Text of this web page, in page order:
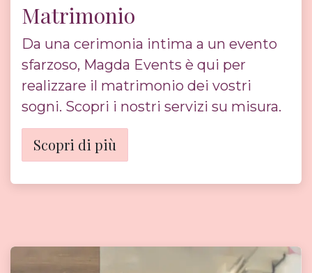
Matrimonio
Da una cerimonia intima a un evento
sfarzoso, Magda Events è qui per
realizzare il matrimonio dei vostri
sogni. Scopri i nostri servizi su misura.
Scopri di più